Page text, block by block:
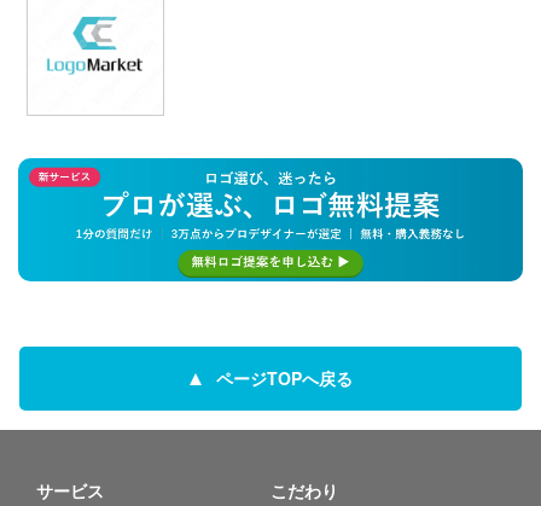
ページTOPへ戻る
サービス こだわり